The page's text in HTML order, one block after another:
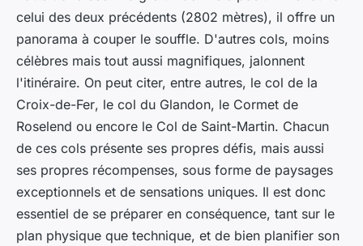
celui des deux précédents (2802 mètres), il offre un
panorama à couper le souffle. D'autres cols, moins
célèbres mais tout aussi magnifiques, jalonnent
l'itinéraire. On peut citer, entre autres, le col de la
Croix-de-Fer, le col du Glandon, le Cormet de
Roselend ou encore le Col de Saint-Martin. Chacun
de ces cols présente ses propres défis, mais aussi
ses propres récompenses, sous forme de paysages
exceptionnels et de sensations uniques. Il est donc
essentiel de se préparer en conséquence, tant sur le
plan physique que technique, et de bien planifier son